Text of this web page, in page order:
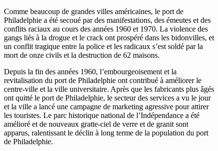
Comme beaucoup de grandes villes américaines, le port de
Philadelphie a été secoué par des manifestations, des émeutes et des
conflits raciaux au cours des années 1960 et 1970. La violence des
gangs liés à la drogue et le crack ont ​​prospéré dans les bidonvilles, et
un conflit tragique entre la police et les radicaux s’est soldé par la
mort de onze civils et la destruction de 62 maisons.
Depuis la fin des années 1960, l’embourgeoisement et la
revitalisation du port de Philadelphie ont contribué à améliorer le
centre-ville et la ville universitaire. Après que les fabricants plus âgés
ont quitté le port de Philadelphie, le secteur des services a vu le jour
et la ville a lancé une campagne de marketing agressive pour attirer
les touristes. Le parc historique national de l’Indépendance a été
amélioré et de nouveaux gratte-ciel de verre et de granit sont
apparus, ralentissant le déclin à long terme de la population du port
de Philadelphie.